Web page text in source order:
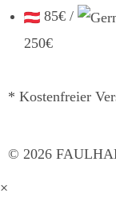
85€ /
250€
* Kostenfreier
© 2026
×